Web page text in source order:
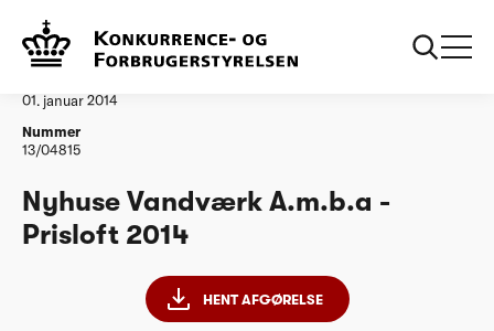
Vandtilsyn
01. januar 2014
Nummer
13/04815
Nyhuse Vandværk A.m.b.a -
Prisloft 2014
HENT AFGØRELSE